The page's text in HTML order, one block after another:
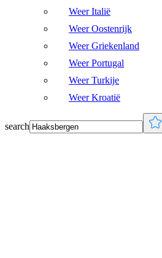
Weer Italië
Weer Oostenrijk
Weer Griekenland
Weer Portugal
Weer Turkije
Weer Kroatië
search